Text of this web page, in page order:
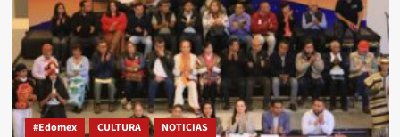
#Edomex CULTURA NOTICIAS